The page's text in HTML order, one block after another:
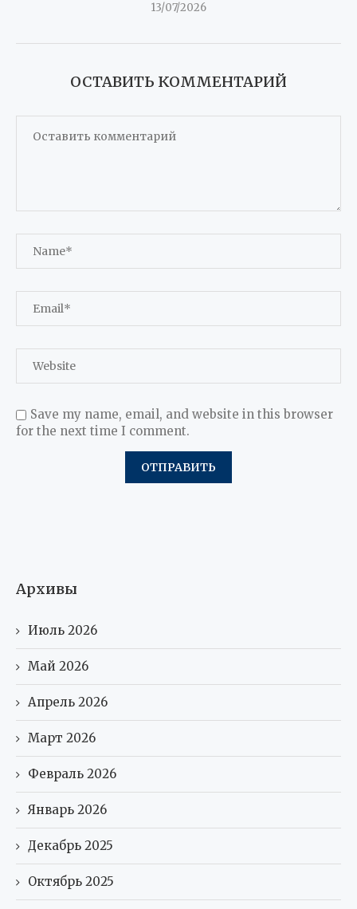
13/07/2026
ОСТАВИТЬ КОММЕНТАРИЙ
Save my name, email, and website in this browser
for the next time I comment.
Архивы
Июль 2026
Май 2026
Апрель 2026
Март 2026
Февраль 2026
Январь 2026
Декабрь 2025
Октябрь 2025